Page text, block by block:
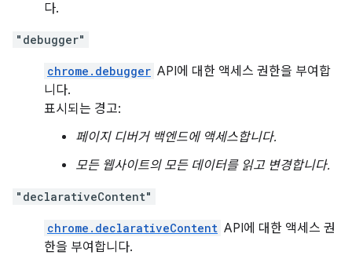
다.
"debugger"
chrome.debugger API에 대한 액세스 권한을 부여합
니다.
표시되는 경고:
페이지 디버거 백엔드에 액세스합니다.
모든 웹사이트의 모든 데이터를 읽고 변경합니다.
"declarativeContent"
chrome.declarativeContent API에 대한 액세스 권
한을 부여합니다.